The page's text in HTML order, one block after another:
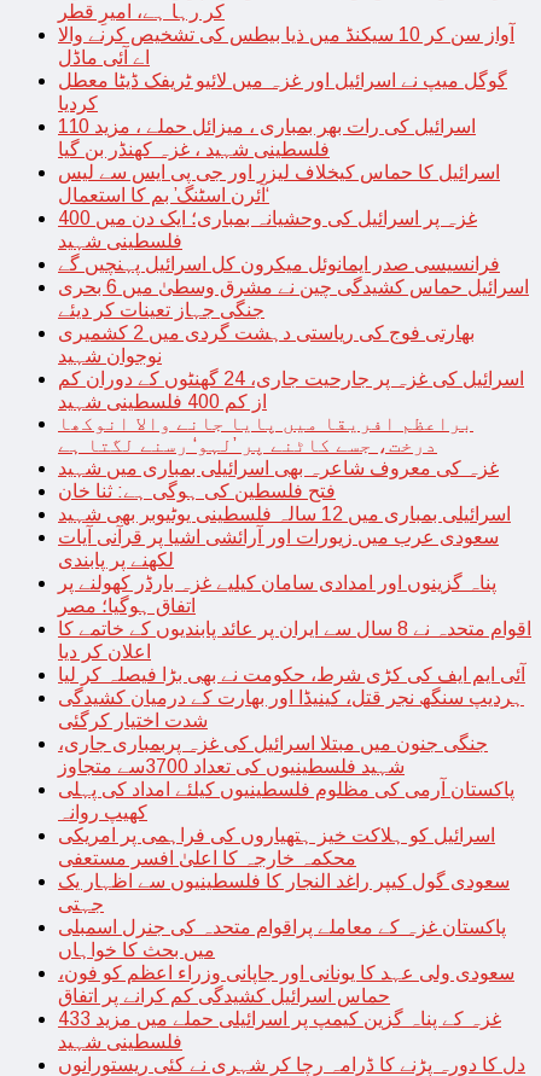
کر رہا ہے، امیرِ قطر
آواز سن کر 10 سیکنڈ میں ذیا بیطس کی تشخیص کرنے والا
اے آئی ماڈل
گوگل میپ نے اسرائیل اور غزہ میں لائیو ٹریفک ڈیٹا معطل
کردیا
اسرائیل کی رات بھر بمباری ، میزائل حملے ، مزید 110
فلسطینی شہید ، غزہ کھنڈر بن گیا
اسرائیل کا حماس کیخلاف لیزر اور جی پی ایس سے لیس
‘آئرن اسٹنگ’ بم کا استعمال
غزہ پر اسرائیل کی وحشیانہ بمباری؛ ایک دن میں 400
فلسطینی شہید
فرانسیسی صدر ایمانوئل میکرون کل اسرائیل پہنچیں گے
اسرائیل حماس کشیدگی چین نے مشرق وسطیٰ میں 6 بحری
جنگی جہاز تعینات کر دیئے
بھارتی فوج کی ریاستی دہشت گردی میں 2 کشمیری
نوجوان شہید
اسرائیل کی غزہ پر جارحیت جاری، 24 گھنٹوں کے دوران کم
از کم 400 فلسطینی شہید
براعظم افریقا میں پایا جانے والا انوکھا
درخت، جسے کاٹنے پر ’لہو‘ رسنے لگتا ہے
غزہ کی معروف شاعرہ بھی اسرائیلی بمباری میں شہید
فتح فلسطین کی ہوگی ہے: ثنا خان
اسرائیلی بمباری میں 12 سالہ فلسطینی یوٹیوبر بھی شہید
سعودی عرب میں زیورات اور آرائشی اشیا پر قرآنی آیات
لکھنے پر پابندی
پناہ گزینوں اور امدادی سامان کیلیے غزہ بارڈر کھولنے پر
اتفاق ہوگیا؛ مصر
اقوام متحدہ نے 8 سال سے ایران پر عائد پابندیوں کے خاتمے کا
اعلان کر دیا
آئی ایم ایف کی کڑی شرط، حکومت نے بھی بڑا فیصلہ کر لیا
ہردیپ سنگھ نجر قتل، کینیڈا اور بھارت کے درمیان کشیدگی
شدت اختیار کرگئی
جنگی جنون میں مبتلا اسرائیل کی غزہ پربمباری جاری،
شہید فلسطینیوں کی تعداد 3700سے متجاوز
پاکستان آرمی کی مظلوم فلسطینیوں کیلئے امداد کی پہلی
کھیپ روانہ
اسرائیل کو ہلاکت خیز ہتھیاروں کی فراہمی پر امریکی
محکمہ خارجہ کا اعلیٰ افسر مستعفی
سعودی گول کیپر راغد النجار کا فلسطینیوں سے اظہار یک
جہتی
پاکستان غزہ کے معاملے پراقوام متحدہ کی جنرل اسمبلی
میں بحث کا خواہاں
سعودی ولی عہد کا یونانی اور جاپانی وزراء اعظم کو فون،
حماس اسرائیل کشیدگی کم کرانے پر اتفاق
غزہ کے پناہ گزین کیمپ پر اسرائیلی حملے میں مزید 433
فلسطینی شہید
دل کا دورہ پڑنے کا ڈرامہ رچا کر شہری نے کئی ریستورانوں